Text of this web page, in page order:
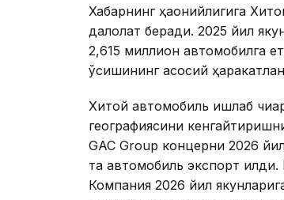
Хабарнинг ҳаққонийлигига
далолат беради. 2025 йил
2,615 миллион автомобилга
ўсишининг асосий
Хитой автомобиль ишлаб
географиясини
GAC Group концерни 2026
та автомобиль экспорт
Компания 2026 йил